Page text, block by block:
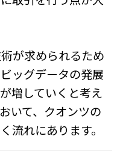
が求められるため
ッグデータの発展
増していくと考え
いて、クオンツの
流れにあります。